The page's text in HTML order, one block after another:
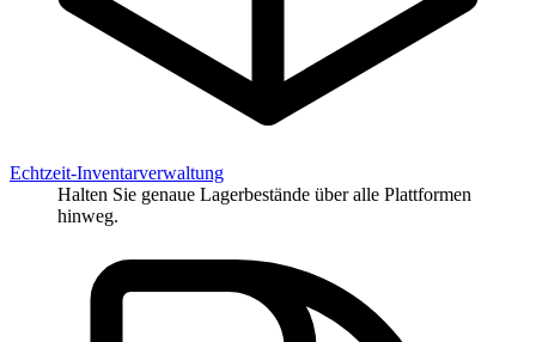
Echtzeit-Inventarverwaltung
Halten Sie genaue Lagerbestände über alle Plattformen
hinweg.